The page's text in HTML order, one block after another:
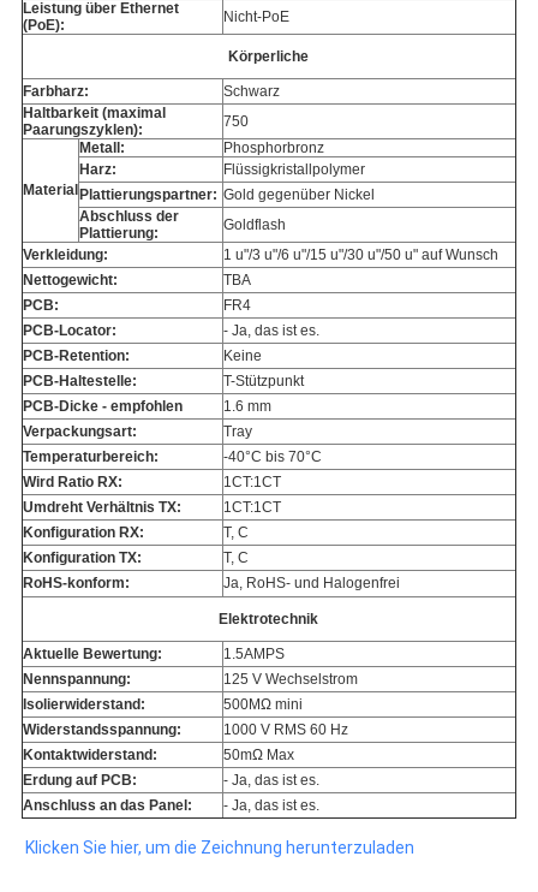
Leistung über Ethernet
(PoE):
Nicht-PoE
Körperliche
Farbharz:
Schwarz
Haltbarkeit (maximal
Paarungszyklen):
750
Material
Metall:
Phosphorbronz
Harz:
Flüssigkristallpolymer
Plattierungspartner: Gold gegenüber Nickel
Abschluss der
Plattierung:
Goldflash
Verkleidung:
1 u"/3 u"/6 u"/15 u"/30 u"/50 u" auf Wunsch
Nettogewicht:
TBA
PCB:
FR4
PCB-Locator:
- Ja, das ist es.
PCB-Retention:
Keine
PCB-Haltestelle:
T-Stützpunkt
PCB-Dicke - empfohlen
1.6 mm
Verpackungsart:
Tray
Temperaturbereich:
-40°C bis 70°C
Wird Ratio RX:
1CT:1CT
Umdreht Verhältnis TX:
1CT:1CT
Konfiguration RX:
T, C
Konfiguration TX:
T, C
RoHS-konform:
Ja, RoHS- und Halogenfrei
Elektrotechnik
Aktuelle Bewertung:
1.5AMPS
Nennspannung:
125 V Wechselstrom
Isolierwiderstand:
500MΩ mini
Widerstandsspannung:
1000 V RMS 60 Hz
Kontaktwiderstand:
50mΩ Max
Erdung auf PCB:
- Ja, das ist es.
Anschluss an das Panel:
- Ja, das ist es.
Klicken Sie hier, um die Zeichnung herunterzuladen